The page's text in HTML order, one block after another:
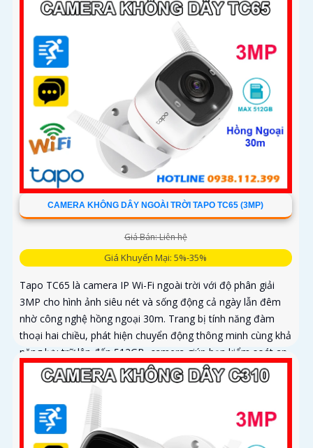
CAMERA KHÔNG DÂY NGOÀI TRỜI TAPO TC65 (3MP)
Giá Bán: Liên hệ
Giá Khuyến Mại: 5%-35%
Tapo TC65 là camera IP Wi-Fi ngoài trời với độ phân giải
3MP cho hình ảnh siêu nét và sống động cả ngày lẫn đêm
nhờ công nghệ hồng ngoại 30m. Trang bị tính năng đàm
thoại hai chiều, phát hiện chuyển động thông minh cùng khả
năng lưu trữ lên đến 512GB, camera giúp bạn kiểm soát an
ninh dễ dàng mọi lúc mọi nơi với thiết kế chuẩn IP66 chống
nước và bụi hoạt động bền bỉ